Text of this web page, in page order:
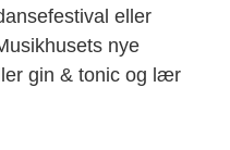
eller
nye
gin & tonic og lær